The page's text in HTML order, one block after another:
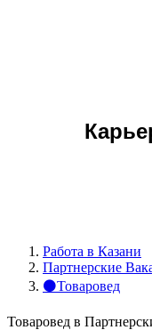
Работа в Казани
Партнерские
⚫Товаровед
Товаровед в